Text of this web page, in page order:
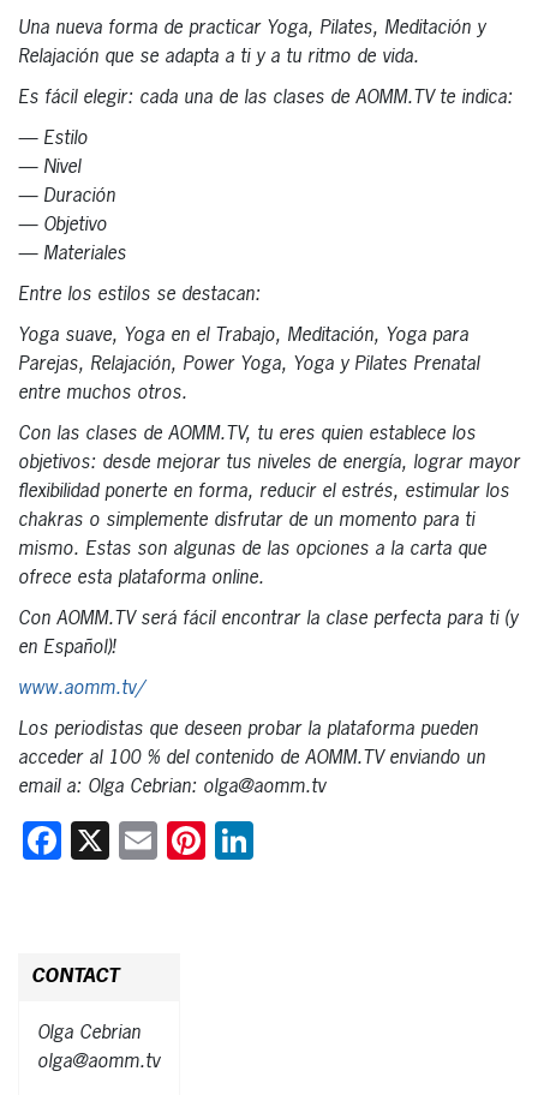
Una nueva forma de practicar Yoga, Pilates, Meditación y
Relajación que se adapta a ti y a tu ritmo de vida.
Es fácil elegir: cada una de las clases de AOMM.TV te indica:
— Estilo
— Nivel
— Duración
— Objetivo
— Materiales
Entre los estilos se destacan:
Yoga suave, Yoga en el Trabajo, Meditación, Yoga para
Parejas, Relajación, Power Yoga, Yoga y Pilates Prenatal
entre muchos otros.
Con las clases de AOMM.TV, tu eres quien establece los
objetivos: desde mejorar tus niveles de energía, lograr mayor
flexibilidad ponerte en forma, reducir el estrés, estimular los
chakras o simplemente disfrutar de un momento para ti
mismo. Estas son algunas de las opciones a la carta que
ofrece esta plataforma online.
Con AOMM.TV será fácil encontrar la clase perfecta para ti (y
en Español)!
www.aomm.tv/
Los periodistas que deseen probar la plataforma pueden
acceder al 100 % del contenido de AOMM.TV enviando un
email a: Olga Cebrian: olga@aomm.tv
Facebook
X EmailPinterest
CONTACT
Olga Cebrian
olga@aomm.tv